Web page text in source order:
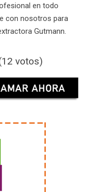
en todo
con nosotros para
Gutmann.
votos)